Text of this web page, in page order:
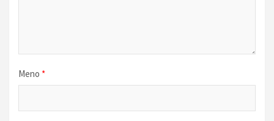
Meno *